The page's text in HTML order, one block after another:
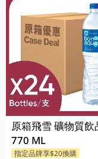
原箱飛雪 礦物質飲
770 ML
指定品牌享$20換購